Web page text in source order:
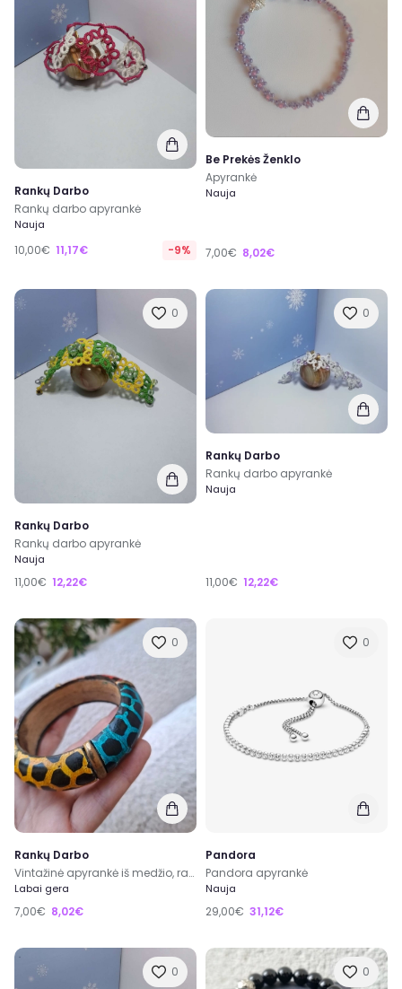
Rankų Darbo
Rankų darbo apyrankė
Nauja
10,00€ 11,17€ -9%
Be Prekės Ženklo
Apyrankė
Nauja
7,00€ 8,02€
0
Rankų Darbo
Rankų darbo apyrankė
Nauja
11,00€ 12,22€
0
Rankų Darbo
Rankų darbo apyrankė
Nauja
11,00€ 12,22€
0
Rankų Darbo
Vintažinė apyrankė iš medžio, rankų darbo
Labai gera
7,00€ 8,02€
0
Pandora
Pandora apyrankė
Nauja
29,00€ 31,12€
0 0